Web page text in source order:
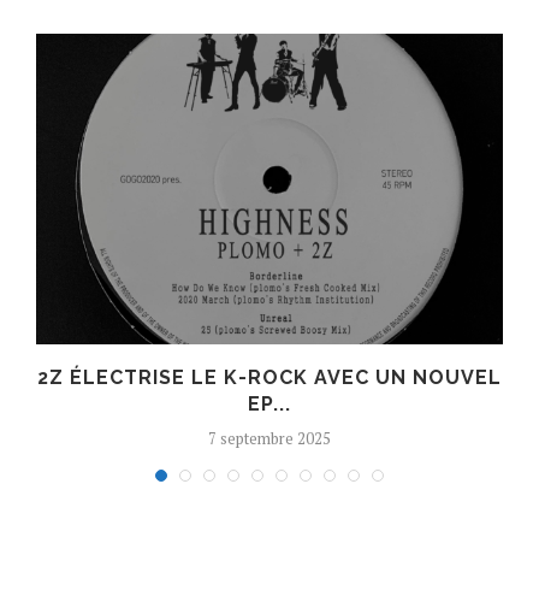
2Z ÉLECTRISE LE K-ROCK AVEC UN NOUVEL
EP...
7 septembre 2025